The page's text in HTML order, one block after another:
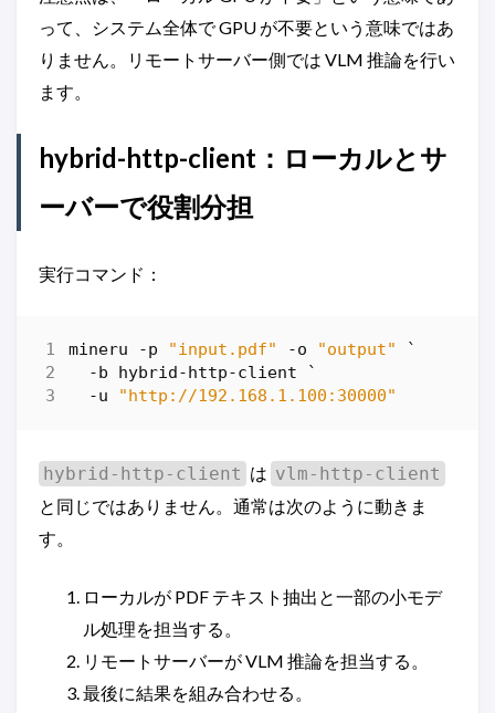
って、システム全体で GPU が不要という意味ではあ
りません。リモートサーバー側では VLM 推論を行い
ます。
hybrid-http-client：ローカルとサ
ーバーで役割分担
実行コマンド：
mineru -p "input.pdf" -o "output"
`
-b
hybrid-http-client
`
-u
"http://192.168.1.100:30000"
hybrid-http-client は vlm-http-client
と同じではありません。通常は次のように動きま
す。
ローカルが PDF テキスト抽出と一部の小モデ
ル処理を担当する。
リモートサーバーが VLM 推論を担当する。
最後に結果を組み合わせる。